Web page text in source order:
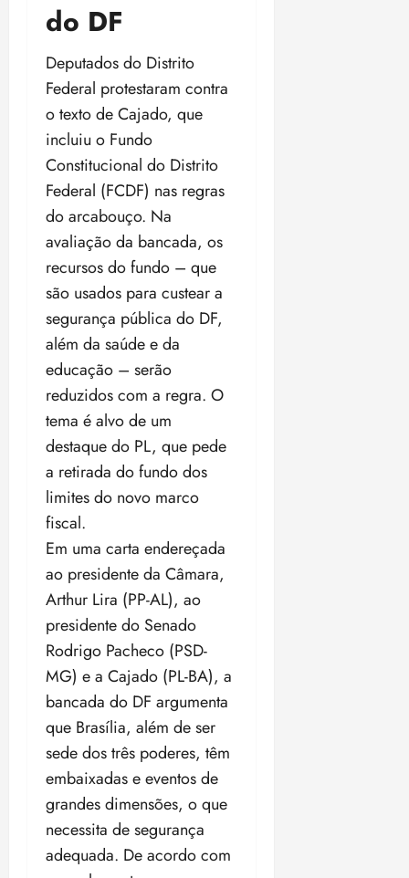
do DF
Deputados do Distrito
Federal protestaram contra
o texto de Cajado, que
incluiu o Fundo
Constitucional do Distrito
Federal (FCDF) nas regras
do arcabouço. Na
avaliação da bancada, os
recursos do fundo – que
são usados para custear a
segurança pública do DF,
além da saúde e da
educação – serão
reduzidos com a regra. O
tema é alvo de um
destaque do PL, que pede
a retirada do fundo dos
limites do novo marco
fiscal.
Em uma carta endereçada
ao presidente da Câmara,
Arthur Lira (PP-AL), ao
presidente do Senado
Rodrigo Pacheco (PSD-
MG) e a Cajado (PL-BA), a
bancada do DF argumenta
que Brasília, além de ser
sede dos três poderes, têm
embaixadas e eventos de
grandes dimensões, o que
necessita de segurança
adequada. De acordo com